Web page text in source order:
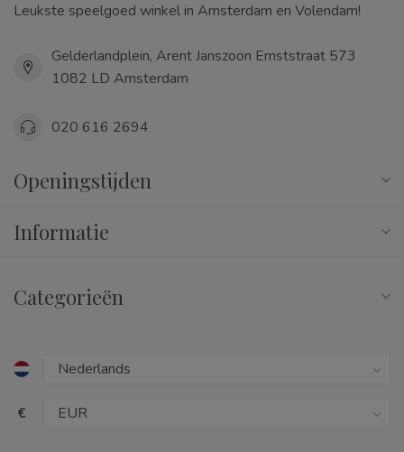
Leukste speelgoed winkel in Amsterdam en Volendam!
Gelderlandplein, Arent Janszoon Ernststraat 573
1082 LD Amsterdam
020 616 2694
Openingstijden
Informatie
Categorieën
€